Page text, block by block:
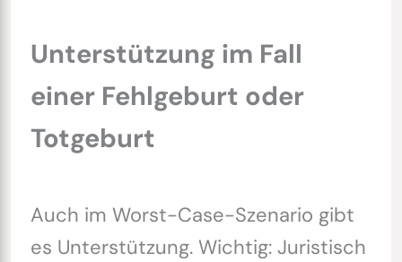
Unterstützung im Fall
einer Fehlgeburt oder
Totgeburt
Auch im Worst-Case-Szenario gibt
es Unterstützung. Wichtig: Juristisch